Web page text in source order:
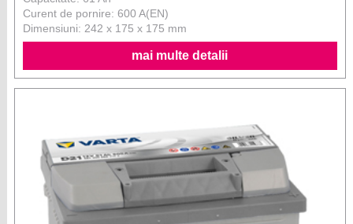
Curent de pornire: 600 A(EN)
Dimensiuni: 242 x 175 x 175 mm
mai multe detalii